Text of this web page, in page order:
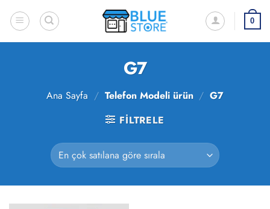
atla
0
G7
Ana Sayfa / Telefon Modeli ürün / G7
FILTRELE